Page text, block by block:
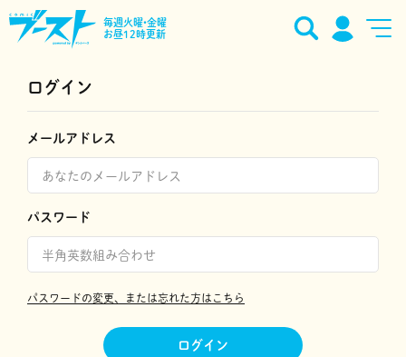
毎週火曜•金曜
お昼12時更新
ログイン
メールアドレス
パスワード
パスワードの変更、または忘れた方はこちら
ログイン